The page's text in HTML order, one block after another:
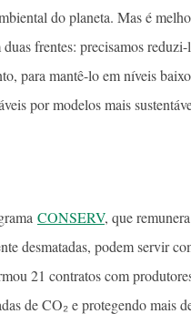
do planeta. Mas é
frentes: precisamos
para mantê-lo em níveis
por modelos mais
CONSERV, que
desmatadas, podem servir
21 contratos com
de CO₂ e protegendo mais